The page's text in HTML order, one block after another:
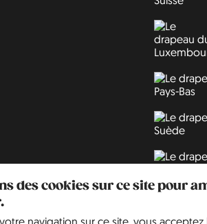
des cookies sur ce site pour
navigation sur ce site, vous